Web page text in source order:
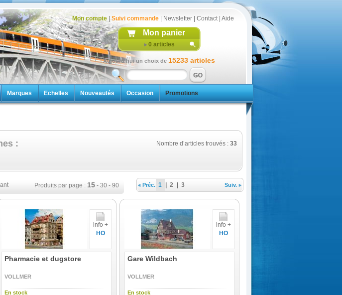
Mon compte| Suivi commande| Newsletter| Contact| Aide
Mon panier
0 articles
Aujourd'hui un choix de 15233 articles
Marques Echelles Nouveautés Occasion Promotions
: Nombre d’articles trouvés : 33
Produits par page : 15- 30- 90 Préc. 1 2 3 Suiv.
info +
HO
Pharmacie et dugstore
VOLLMER
En stock
info +
HO
Gare Wildbach
VOLLMER
En stock